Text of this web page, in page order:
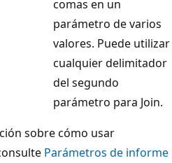
comas en un
parámetro de varios
valores. Puede utilizar
cualquier delimitador
del segundo
parámetro para Join.
sobre cómo usar
Parámetros de informe